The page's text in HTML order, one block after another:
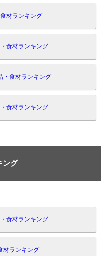
材ランキング
食材ランキング
・食材ランキング
食材ランキング
ング
食材ランキング
材ランキング